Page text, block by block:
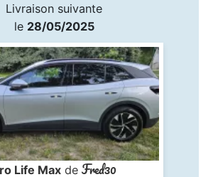
Livraison suivante
le 28/05/2025
Life Maxde Fred30